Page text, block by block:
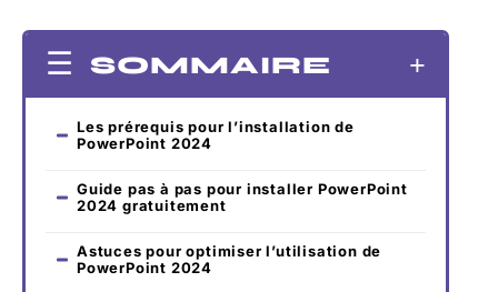
SOMMAIRE
Les prérequis pour l’installation de
PowerPoint 2024
Guide pas à pas pour installer PowerPoint
2024 gratuitement
Astuces pour optimiser l’utilisation de
PowerPoint 2024